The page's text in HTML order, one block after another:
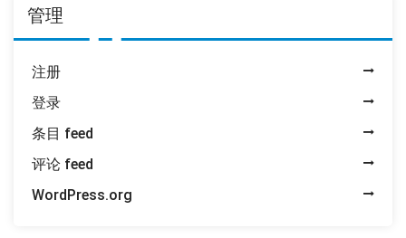
管理
注册
登录
条目 feed
评论 feed
WordPress.org